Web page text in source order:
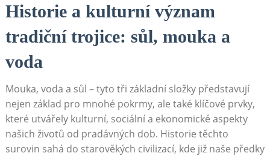
Historie a kulturní význam
tradiční trojice: sůl, mouka a
voda
Mouka, voda a sůl – tyto tři základní složky představují
nejen základ pro mnohé pokrmy, ale také klíčové prvky,
které utvářely kulturní, sociální a ekonomické aspekty
našich životů od pradávných dob. Historie těchto
surovin sahá do starověkých civilizací, kde již naše předky